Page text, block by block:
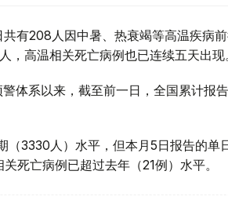
有208人因中暑、热衰竭等高温疾病
高温相关死亡病例也已连续五天出现
体系以来，截至前一日，全国累计报
3330人）水平，但本月5日报告的单
死亡病例已超过去年（21例）水平。